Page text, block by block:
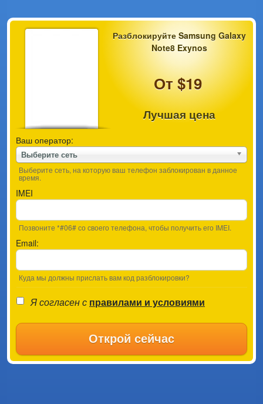
Разблокируйте Samsung Galaxy
Note8 Exynos
От $19
Лучшая цена
Ваш оператор:
Выберите сеть
Выберите сеть, на которую ваш телефон заблокирован в данное
время.
IMEI
Позвоните *#06# со своего телефона, чтобы получить его IMEI.
Email:
Куда мы должны прислать вам код разблокировки?
Я согласен с правилами и условиями
Открой сейчас